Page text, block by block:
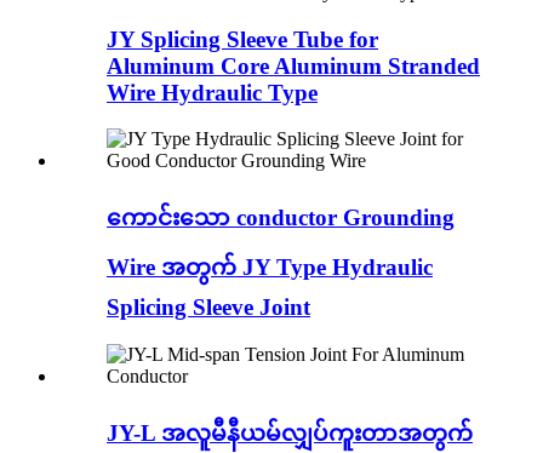
JY Splicing Sleeve Tube for
Aluminum Core Aluminum Stranded
Wire Hydraulic Type
ကောင်းသော conductor Grounding
Wire အတွက် JY Type Hydraulic
Splicing Sleeve Joint
JY-L အလူမီနီယမ်လျှပ်ကူးတာအတွက်